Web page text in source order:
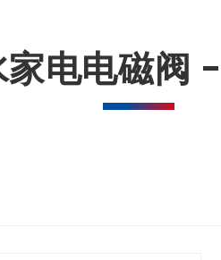
电电磁阀